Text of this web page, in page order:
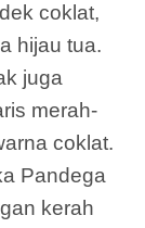
coklat,
hijau tua.
juga
merah-
coklat.
Pandega
kerah